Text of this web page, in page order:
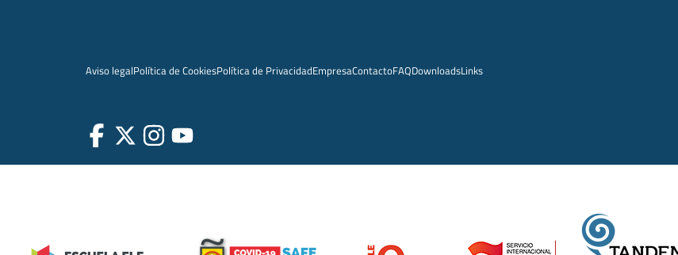
Aviso legalPolítica de CookiesPolítica de PrivacidadEmpresaContactoFAQDownloadsLinks